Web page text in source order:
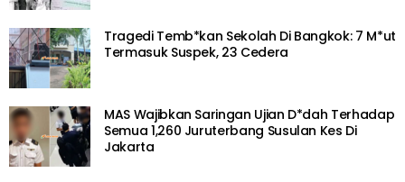
Tragedi Temb*kan Sekolah Di Bangkok: 7 M*ut
Termasuk Suspek, 23 Cedera
MAS Wajibkan Saringan Ujian D*dah Terhadap
Semua 1,260 Juruterbang Susulan Kes Di
Jakarta